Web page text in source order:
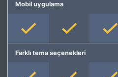
Mobil uygulama
Farklı tema seçenekleri